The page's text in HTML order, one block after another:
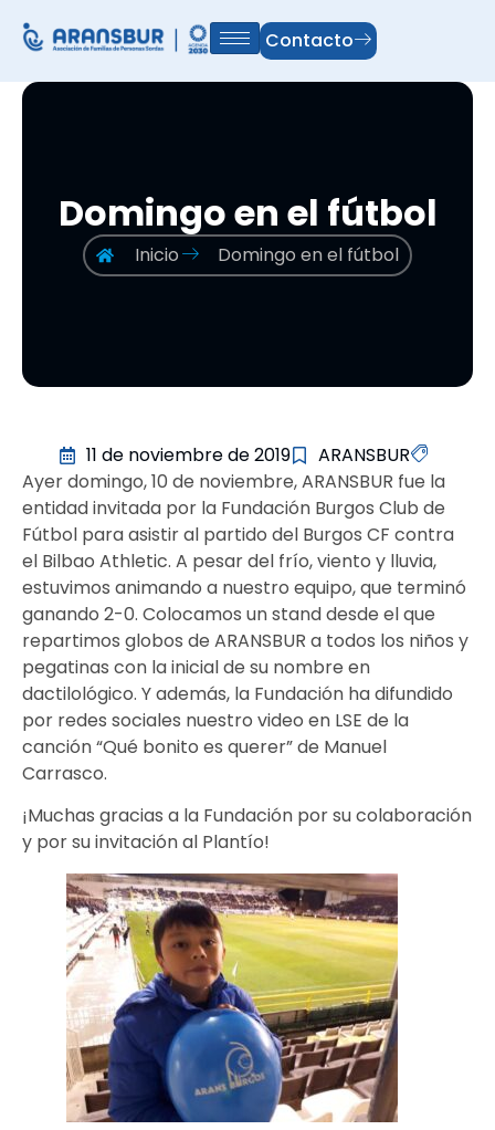
Contacto
Domingo en el fútbol
Inicio Domingo en el fútbol
11 de noviembre de 2019
ARANSBUR
Ayer domingo, 10 de noviembre, ARANSBUR fue la
entidad invitada por la Fundación Burgos Club de
Fútbol para asistir al partido del Burgos CF contra
el Bilbao Athletic. A pesar del frío, viento y lluvia,
estuvimos animando a nuestro equipo, que terminó
ganando 2-0. Colocamos un stand desde el que
repartimos globos de ARANSBUR a todos los niños y
pegatinas con la inicial de su nombre en
dactilológico. Y además, la Fundación ha difundido
por redes sociales nuestro video en LSE de la
canción “Qué bonito es querer” de Manuel
Carrasco.
¡Muchas gracias a la Fundación por su colaboración
y por su invitación al Plantío!